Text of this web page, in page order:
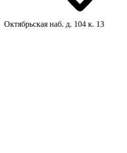
Октябрьская наб. д. 104 к. 13